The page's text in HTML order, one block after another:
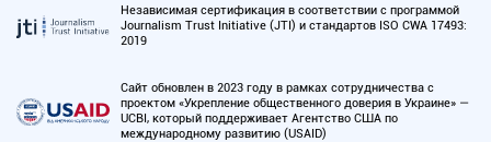
Независимая сертификация в соответствии с программой
Journalism Trust Initiative (JTI) и стандартов ISO CWA 17493:
2019
Сайт обновлен в 2023 году в рамках сотрудничества с
проектом «Укрепление общественного доверия в Украине» —
UCBI, который поддерживает Агентство США по
международному развитию (USAID)